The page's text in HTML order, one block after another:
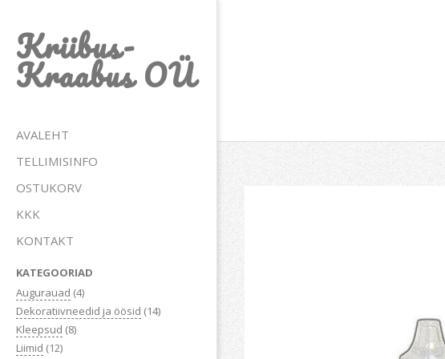
content
Kriibus-
Kraabus OÜ
Primary
Menu
AVALEHT
TELLIMISINFO
OSTUKORV
KKK
KONTAKT
KATEGOORIAD
Augurauad (4)
Dekoratiivneedid ja öösid (14)
Kleepsud (8)
Liimid (12)